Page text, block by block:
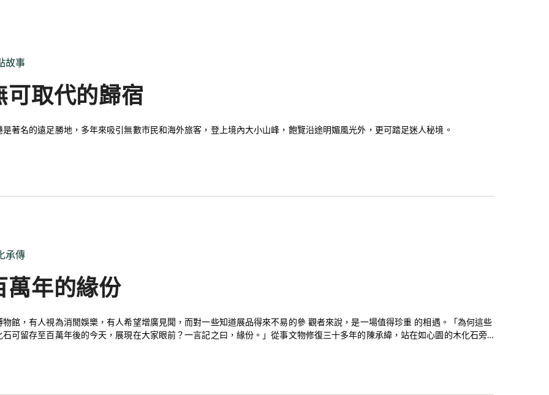
故事
可取代的歸宿
是著名的遠足勝地，多年來吸引無數市民和海外旅客，登上境內大小山峰，飽覽沿途明媚風光外，更可踏足迷人秘境。
承傳
萬年的緣份
物館，有人視為消閒娛樂，有人希望增廣見聞，而對一些知道展品得來不易的參 觀者來說，是一場值得珍重 的相遇。「為何這些
石可留存至百萬年後的今天，展現在大家眼前？一言記之曰，緣份。」從事文物修復三十多年的陳承緯，站在如心園的木化石旁